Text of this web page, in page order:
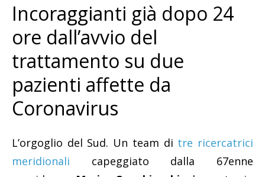
Incoraggianti già dopo 24
ore dall’avvio del
trattamento su due
pazienti affette da
Coronavirus
L’orgoglio del Sud. Un team di tre ricercatrici
meridionali capeggiato dalla 67enne